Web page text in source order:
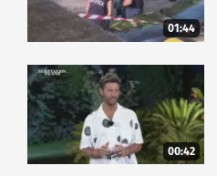
01:44
00:42